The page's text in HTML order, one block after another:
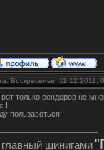
Воскресенье,
вот только рендеров не
!
пользавоться !
шинигами